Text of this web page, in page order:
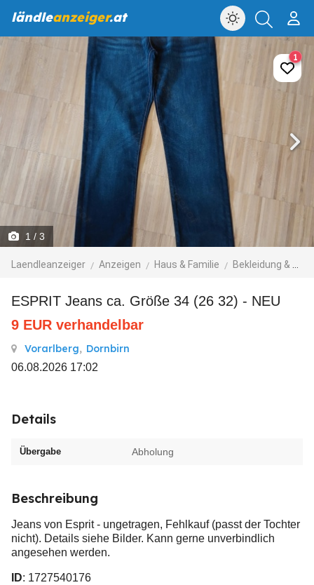
ländleanzeiger.at
1 / 3
Laendleanzeiger Anzeigen Haus & Familie Bekleidung & Accessoires
1
ESPRIT Jeans ca. Größe 34 (26 32) - NEU
9 EUR verhandelbar
Vorarlberg, Dornbirn
06.08.2026 17:02
Details
Übergabe Abholung
Beschreibung
Jeans von Esprit - ungetragen, Fehlkauf (passt der Tochter
nicht). Details siehe Bilder. Kann gerne unverbindlich
angesehen werden.
ID: 1727540176